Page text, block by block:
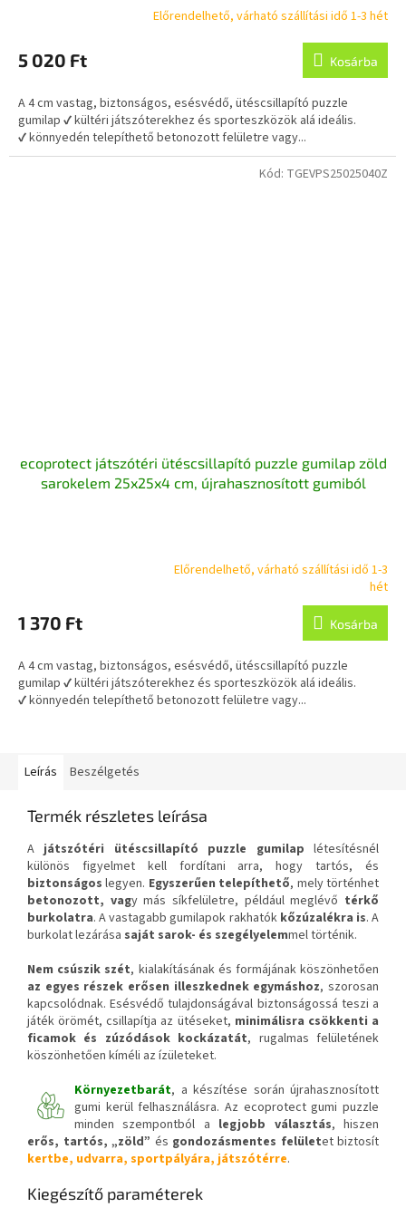
Előrendelhető, várható szállítási idő 1-3 hét
5 020 Ft Kosárba
A 4 cm vastag, biztonságos, esésvédő, ütéscsillapító puzzle
gumilap ✔ kültéri játszóterekhez és sporteszközök alá ideális.
✔ könnyedén telepíthető betonozott felületre vagy...
ecoprotect játszótéri ütéscsillapító puzzle gumilap zöld
sarokelem 25x25x4 cm, újrahasznosított gumiból
átlagos
értékelése
ből
4,0
csillag.
Előrendelhető, várható szállítási idő 1-3
hét
1 370 Ft Kosárba
A 4 cm vastag, biztonságos, esésvédő, ütéscsillapító puzzle
gumilap ✔ kültéri játszóterekhez és sporteszközök alá ideális.
✔ könnyedén telepíthető betonozott felületre vagy...
Kód: TGEVPS25025040Z
Leírás Beszélgetés
Termék részletes leírása
Ajátszótéri ütéscsillapító puzzle gumilap létesítésnél
különös figyelmet kell fordítani arra, hogy tartós, és
biztonságos legyen. Egyszerűen telepíthető, mely történhet
betonozott, vagy más síkfelületre, például meglévő térkő
burkolatra. A vastagabb gumilapok rakhatók kőzúzalékra is. A
burkolat lezárása saját sarok- és szegélyelemmel történik.
Nem csúszik szét, kialakításának és formájának köszönhetően
az egyes részek erősen illeszkednek egymáshoz, szorosan
kapcsolódnak. Esésvédő tulajdonságával biztonságossá teszi a
játék örömét, csillapítja az ütéseket, minimálisra csökkenti a
ficamok és zúzódások kockázatát, rugalmas felületének
köszönhetően kíméli az ízületeket.
Környezetbarát, a készítése során újrahasznosított
gumi kerül felhasználásra. Az ecoprotect gumi puzzle
minden szempontból a legjobb választás, hiszen
erős, tartós, „zöld” és gondozásmentes felületet biztosít
kertbe, udvarra, sportpályára, játszótérre.
Kiegészítő paraméterek